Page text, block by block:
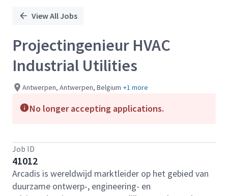
View All Jobs
Projectingenieur HVAC
Industrial Utilities
Antwerpen, Antwerpen, Belgium +1 more
No longer accepting applications.
Job ID
41012
Arcadis is wereldwijd marktleider op het gebied van
duurzame ontwerp-, engineering- en